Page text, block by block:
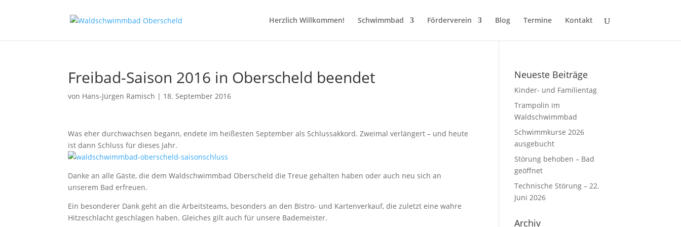
Herzlich Willkommen! Schwimmbad Förderverein Blog Termine Kontakt
Freibad-Saison 2016 in Oberscheld beendet
von Hans-Jürgen Ramisch | 18. September 2016
Was eher durchwachsen begann, endete im heißesten September als Schlussakkord. Zweimal verlängert – und heute
ist dann Schluss für dieses Jahr.
Danke an alle Gäste, die dem Waldschwimmbad Oberscheld die Treue gehalten haben oder auch neu sich an
unserem Bad erfreuen.
Ein besonderer Dank geht an die Arbeitsteams, besonders an den Bistro- und Kartenverkauf, die zuletzt eine wahre
Hitzeschlacht geschlagen haben. Gleiches gilt auch für unsere Bademeister.
Neueste Beiträge
Kinder- und Familientag
Trampolin im
Waldschwimmbad
Schwimmkurse 2026
ausgebucht
Störung behoben – Bad
geöffnet
Technische Störung – 22.
Juni 2026
Archiv